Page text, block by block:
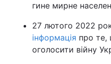
гине мирне
27 лютого 2022
інформація про те,
оголосити війну